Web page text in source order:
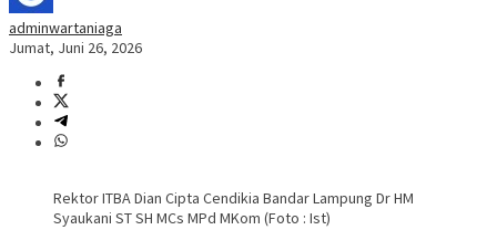
adminwartaniaga
Jumat, Juni 26, 2026
Rektor ITBA Dian Cipta Cendikia Bandar Lampung Dr HM
Syaukani ST SH MCs MPd MKom (Foto : Ist)